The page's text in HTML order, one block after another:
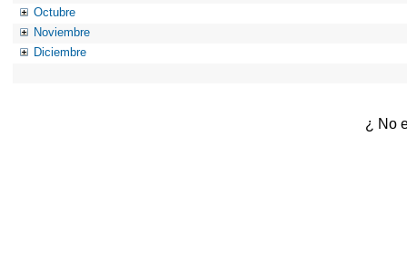
Octubre
Noviembre
Diciembre
¿ No